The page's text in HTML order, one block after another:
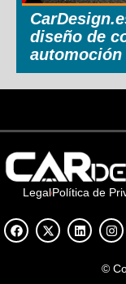
diseño de
automoción
LegalPolítica de
©